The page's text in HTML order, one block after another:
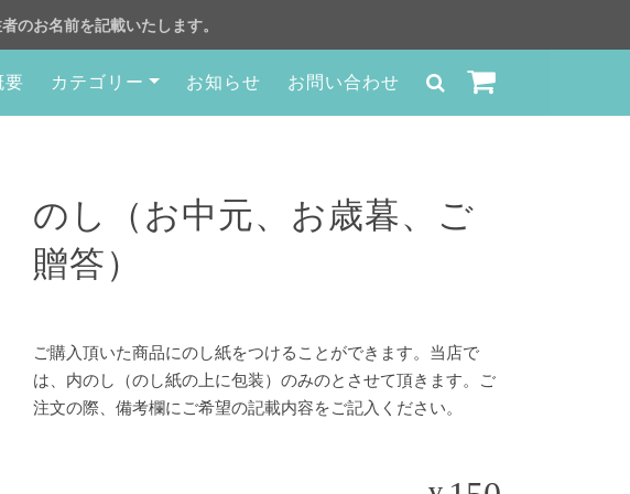
のお名前を記載いたします。
要 カテゴリー お知らせ お問い合わせ
のし（お中元、お歳暮、ご
贈答）
ご購入頂いた商品にのし紙をつけることができます。当店で
は、内のし（のし紙の上に包装）のみのとさせて頂きます。ご
注文の際、備考欄にご希望の記載内容をご記入ください。